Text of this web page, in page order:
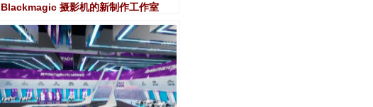
Blackmagic 摄影机的新制作工作室